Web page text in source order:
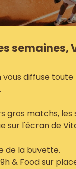
semaines,
diffuse
matchs, les
sur l'écran de
de la buvette.
& Food sur